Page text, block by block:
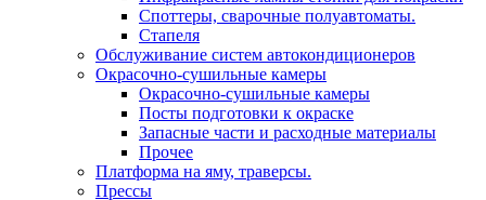
Споттеры, сварочные полуавтоматы.
Стапеля
Обслуживание систем автокондиционеров
Окрасочно-сушильные камеры
Окрасочно-сушильные камеры
Посты подготовки к окраске
Запасные части и расходные материалы
Прочее
Платформа на яму, траверсы.
Прессы